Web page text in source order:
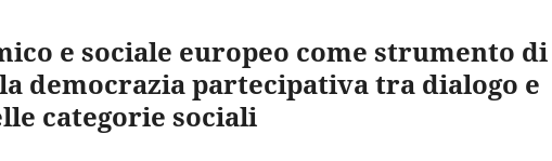
e sociale europeo come strumento di
democrazia partecipativa tra dialogo e
categorie sociali